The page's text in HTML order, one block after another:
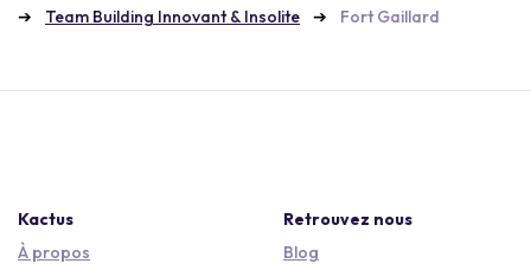
Team Building Innovant & Insolite
Fort Gaillard
Kactus
À propos
Retrouvez nous
Blog